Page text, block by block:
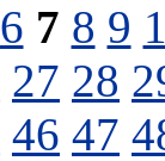
6 7 8 9
27 28
46 47